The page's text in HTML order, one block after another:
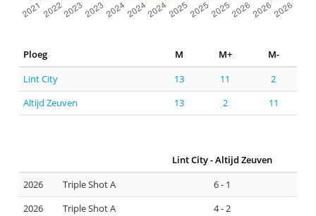
Ploeg M M+
M-
Lint City
13 11
2
Altijd Zeuven
13 2 11
Lint City - Altijd Zeuven
2026
Triple Shot A
6 - 1
2026
Triple Shot A
4 - 2